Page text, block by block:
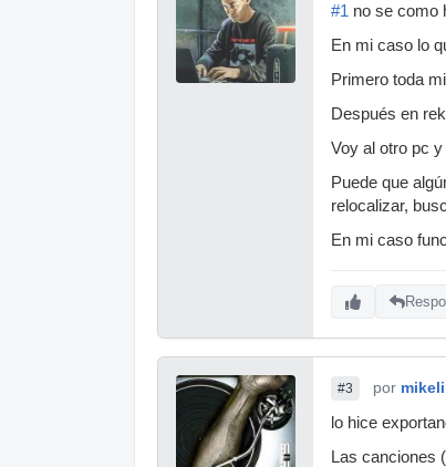
#1 no se como
En mi caso lo
Primero toda
Después en
Voy al otro pc
Puede que
relocalizar,
En mi caso
#3 por
lo hice
Las canciones